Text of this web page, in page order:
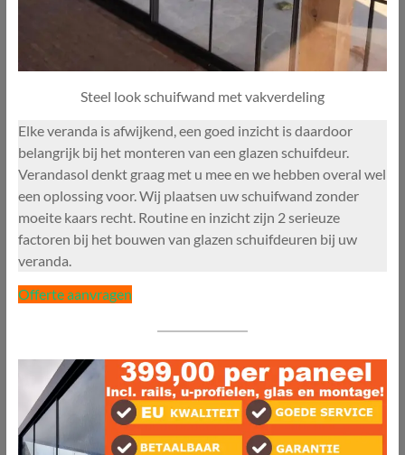
Steel look schuifwand met vakverdeling
Elke veranda is afwijkend, een goed inzicht is daardoor
belangrijk bij het monteren van een glazen schuifdeur.
Verandasol denkt graag met u mee en we hebben overal wel
een oplossing voor. Wij plaatsen uw schuifwand zonder
moeite kaars recht. Routine en inzicht zijn 2 serieuze
factoren bij het bouwen van glazen schuifdeuren bij uw
veranda.
Offerte aanvragen